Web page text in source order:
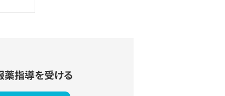
薬指導を受ける